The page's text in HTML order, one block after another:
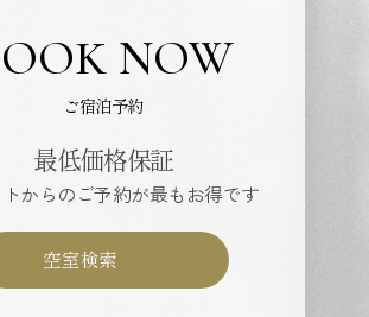
NOW
ご宿泊予約
最低価格保証
からのご予約が最もお得です
空室検索